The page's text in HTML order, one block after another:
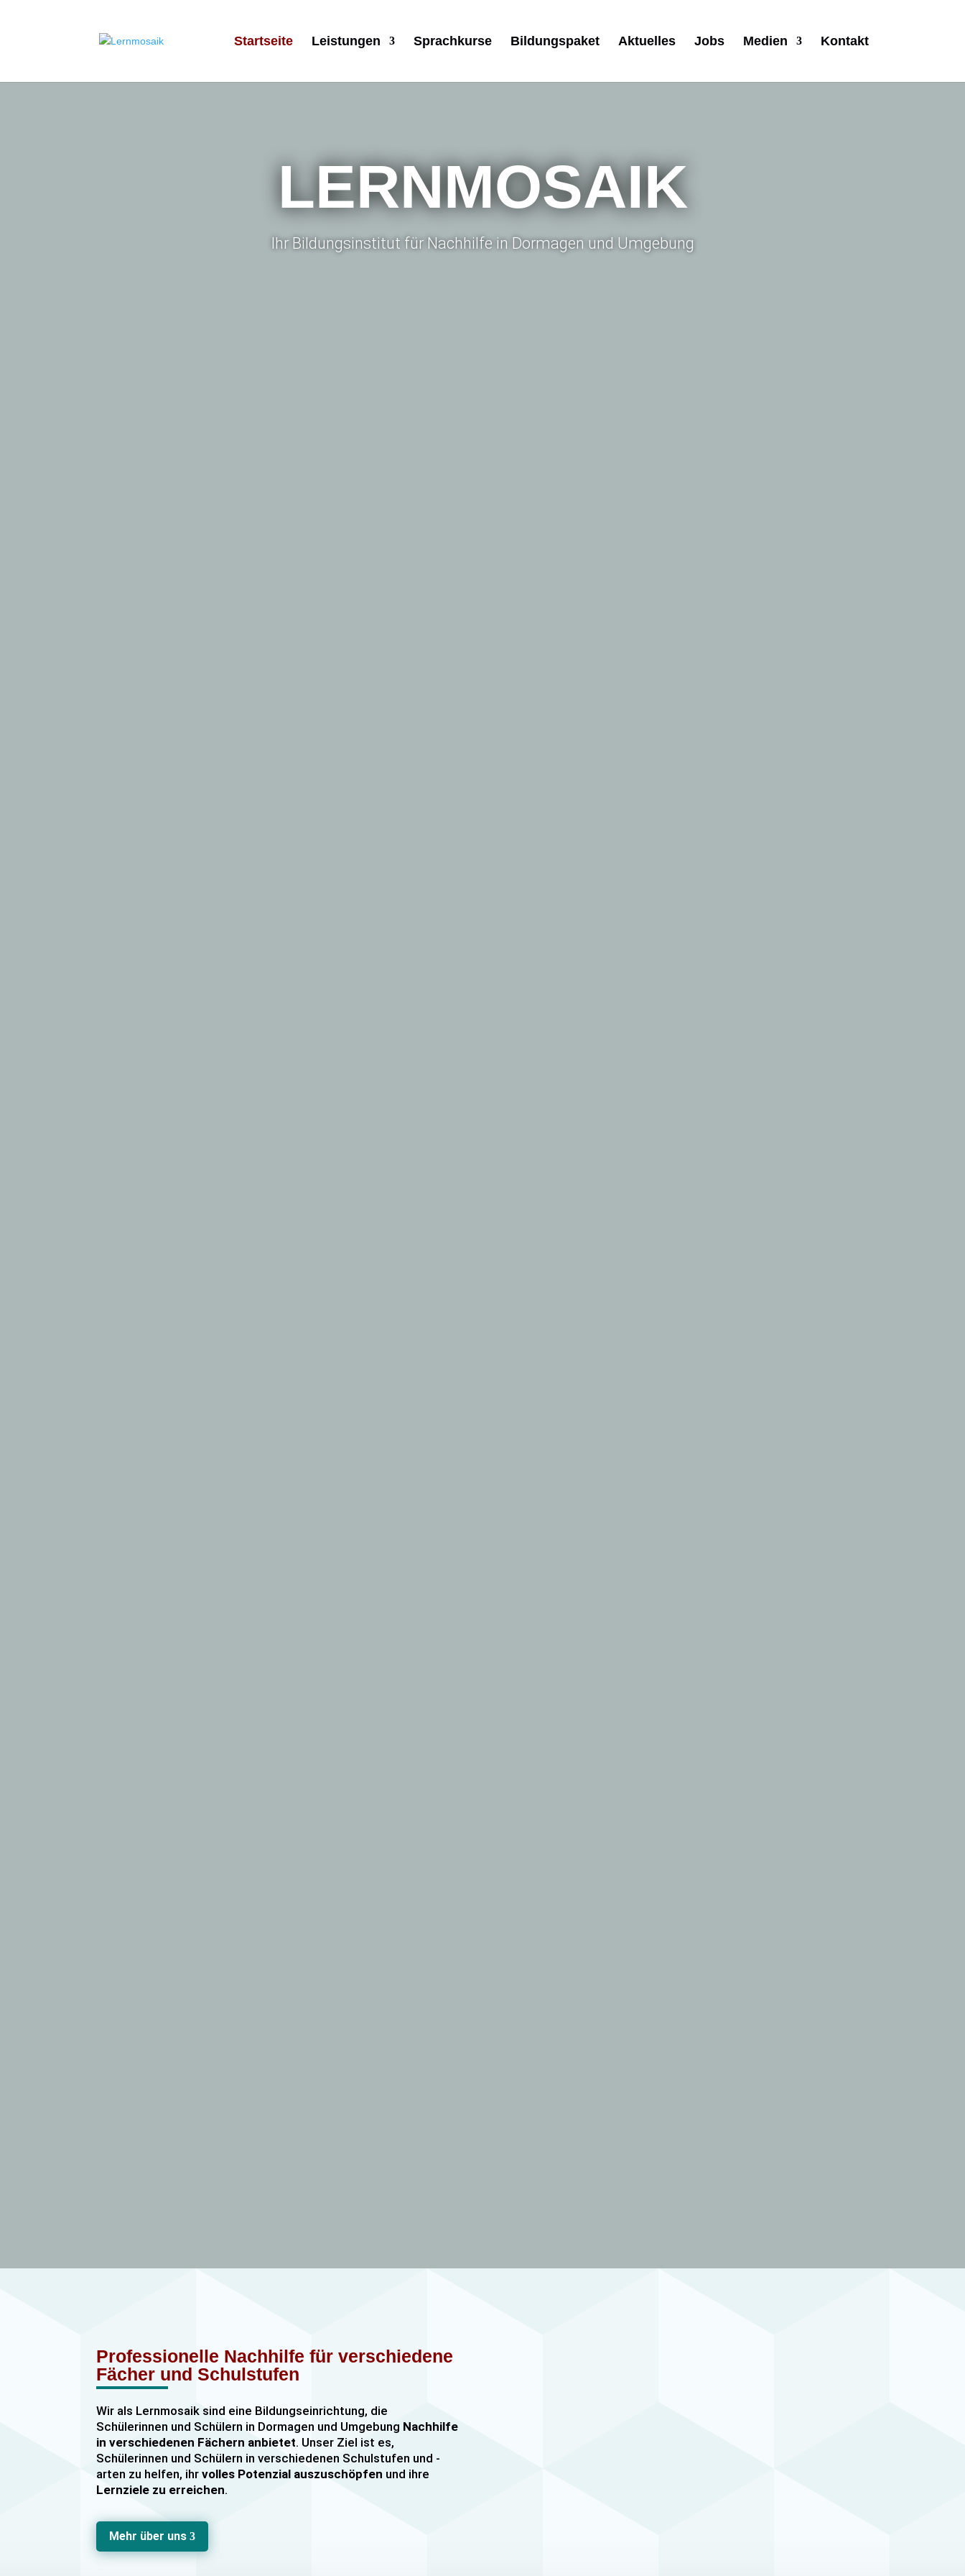
Startseite Leistungen Sprachkurse Bildungspaket Aktuelles Jobs Medien Kontakt
LERNMOSAIK
Ihr Bildungsinstitut für Nachhilfe in Dormagen und Umgebung
Professionelle Nachhilfe für verschiedene
Fächer und Schulstufen
Wir als Lernmosaik sind eine Bildungseinrichtung, die
Schülerinnen und Schülern in Dormagen und Umgebung Nachhilfe
in verschiedenen Fächern anbietet. Unser Ziel ist es,
Schülerinnen und Schülern in verschiedenen Schulstufen und -
arten zu helfen, ihrvolles Potenzial auszuschöpfen und ihre
Lernziele zu erreichen.
Unser Nachhilfeangebot umfasst
Gruppennachhilfe
Mathematik, Englisch und Deutsch
Mehr über uns3